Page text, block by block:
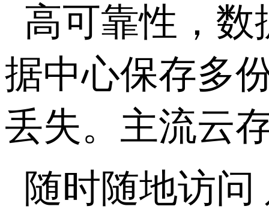
高可靠性，
据中心保存多
丢失。主流云
随时随地访